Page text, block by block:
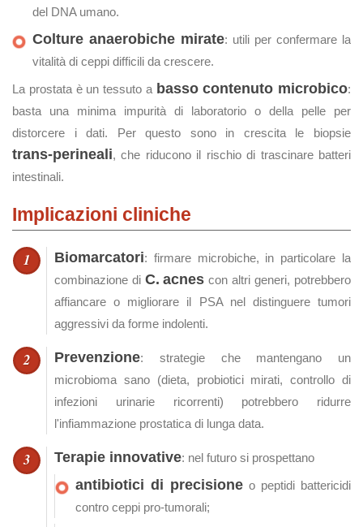
del DNA umano.
Colture anaerobiche mirate: utili per confermare la
vitalità di ceppi difficili da crescere.
La prostata è un tessuto a basso contenuto microbico:
basta una minima impurità di laboratorio o della pelle per
distorcere i dati. Per questo sono in crescita le biopsie
trans‑perineali, che riducono il rischio di trascinare batteri
intestinali.
Implicazioni cliniche
Biomarcatori: firmare microbiche, in particolare la
combinazione di C. acnes con altri generi, potrebbero
affiancare o migliorare il PSA nel distinguere tumori
aggressivi da forme indolenti.
Prevenzione: strategie che mantengano un
microbioma sano (dieta, probiotici mirati, controllo di
infezioni urinarie ricorrenti) potrebbero ridurre
l'infiammazione prostatica di lunga data.
Terapie innovative: nel futuro si prospettano
antibiotici di precisione o peptidi battericidi
contro ceppi pro‑tumorali;